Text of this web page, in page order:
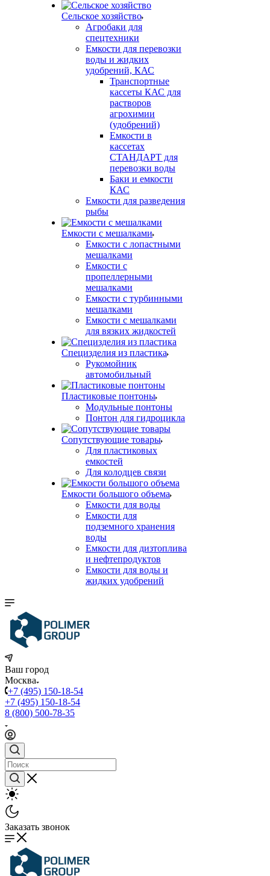
Сельское хозяйство
Агробаки для
спецтехники
Емкости для перевозки
воды и жидких
удобрений, КАС
Транспортные
кассеты КАС для
растворов
агрохимии
(удобрений)
Емкости в
кассетах
СТАНДАРТ для
перевозки воды
Баки и емкости
КАС
Емкости для разведения
рыбы
Емкости с мешалками
Емкости с лопастными
мешалками
Емкости с
пропеллерными
мешалками
Емкости с турбинными
мешалками
Емкости с мешалками
для вязких жидкостей
Специзделия из пластика
Рукомойник
автомобильный
Пластиковые понтоны
Модульные понтоны
Понтон для гидроцикла
Сопутствующие товары
Для пластиковых
емкостей
Для колодцев связи
Емкости большого объема
Емкости для воды
Емкости для
подземного хранения
воды
Емкости для дизтоплива
и нефтепродуктов
Емкости для воды и
жидких удобрений
Ваш город
Москва
+7 (495) 150-18-54
+7 (495) 150-18-54
8 (800) 500-78-35
Заказать звонок